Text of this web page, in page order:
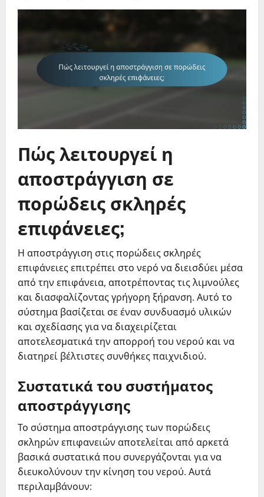
Πώς λειτουργεί η
αποστράγγιση σε
πορώδεις σκληρές
επιφάνειες;
Η αποστράγγιση στις πορώδεις σκληρές
επιφάνειες επιτρέπει στο νερό να διεισδύει μέσα
από την επιφάνεια, αποτρέποντας τις λιμνούλες
και διασφαλίζοντας γρήγορη ξήρανση. Αυτό το
σύστημα βασίζεται σε έναν συνδυασμό υλικών
και σχεδίασης για να διαχειρίζεται
αποτελεσματικά την απορροή του νερού και να
διατηρεί βέλτιστες συνθήκες παιχνιδιού.
Συστατικά του συστήματος
αποστράγγισης
Το σύστημα αποστράγγισης των πορώδεις
σκληρών επιφανειών αποτελείται από αρκετά
βασικά συστατικά που συνεργάζονται για να
διευκολύνουν την κίνηση του νερού. Αυτά
περιλαμβάνουν: